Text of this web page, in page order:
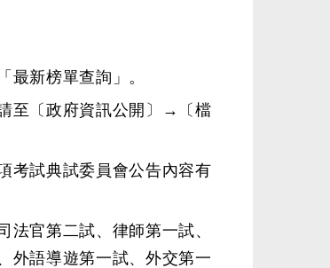
「最新榜單查詢」 。
至〔政府資訊公開〕→
〔檔
考試典試委員會公告內容有
官第二試、律師第一試、
外語導遊第一試、外交第一